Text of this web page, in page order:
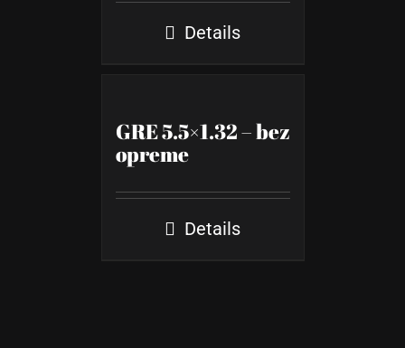
Details
GRE 5.5×1.32 – bez
opreme
Details